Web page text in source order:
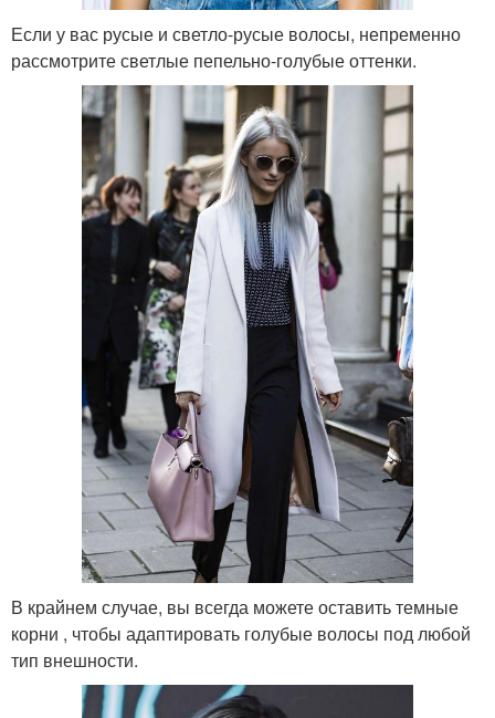
Если у вас русые и светло-русые волосы, непременно
рассмотрите светлые пепельно-голубые оттенки.
В крайнем случае, вы всегда можете оставить темные
корни , чтобы адаптировать голубые волосы под любой
тип внешности.